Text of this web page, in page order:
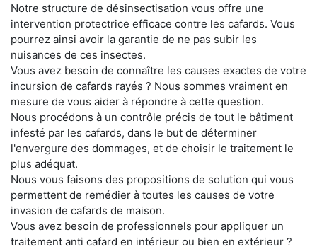
Notre structure de désinsectisation vous offre une
intervention protectrice efficace contre les cafards. Vous
pourrez ainsi avoir la garantie de ne pas subir les
nuisances de ces insectes.
Vous avez besoin de connaître les causes exactes de votre
incursion de cafards rayés ? Nous sommes vraiment en
mesure de vous aider à répondre à cette question.
Nous procédons à un contrôle précis de tout le bâtiment
infesté par les cafards, dans le but de déterminer
l'envergure des dommages, et de choisir le traitement le
plus adéquat.
Nous vous faisons des propositions de solution qui vous
permettent de remédier à toutes les causes de votre
invasion de cafards de maison.
Vous avez besoin de professionnels pour appliquer un
traitement anti cafard en intérieur ou bien en extérieur ?